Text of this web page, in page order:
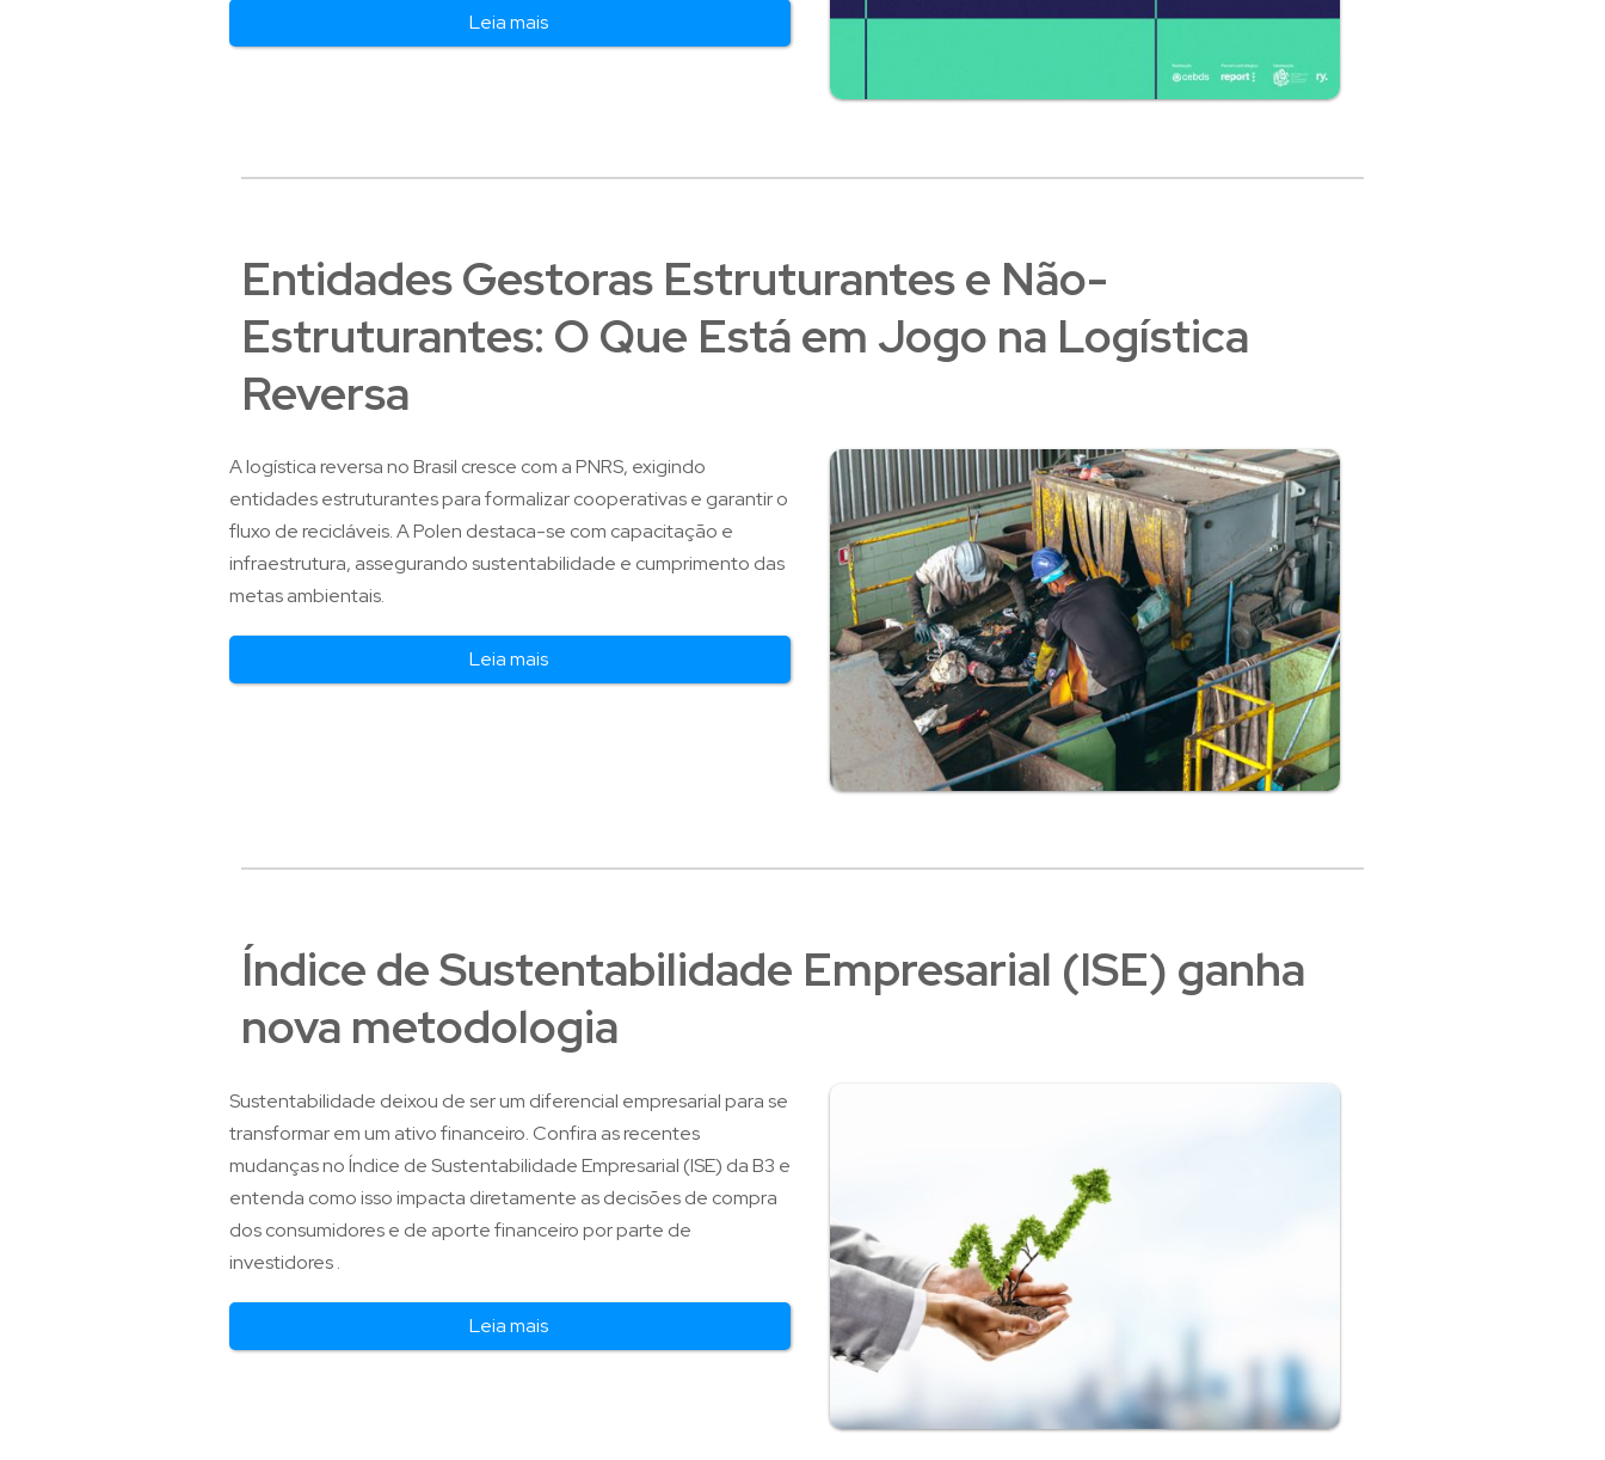
Leia mais
Entidades Gestoras Estruturantes e Não-
Estruturantes: O Que Está em Jogo na Logística
Reversa
A logística reversa no Brasil cresce com a PNRS, exigindo
entidades estruturantes para formalizar cooperativas e garantir o
fluxo de recicláveis. A Polen destaca-se com capacitação e
infraestrutura, assegurando sustentabilidade e cumprimento das
metas ambientais.
Leia mais
Índice de Sustentabilidade Empresarial (ISE) ganha
nova metodologia
Sustentabilidade deixou de ser um diferencial empresarial para se
transformar em um ativo financeiro. Confira as recentes
mudanças no Índice de Sustentabilidade Empresarial (ISE) da B3 e
entenda como isso impacta diretamente as decisões de compra
dos consumidores e de aporte financeiro por parte de
investidores .
Leia mais